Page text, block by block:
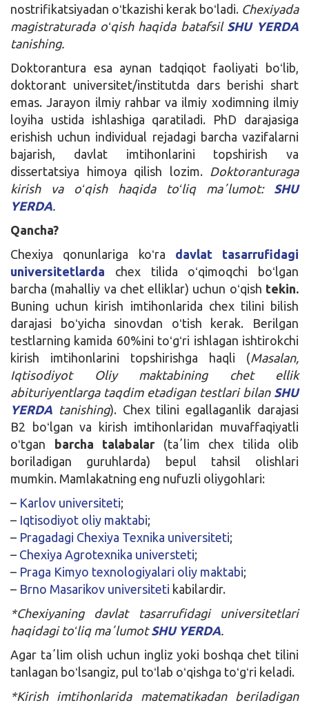
nostrifikatsiyadan oʻtkazishi kerak boʻladi. Chexiyada
magistraturada oʻqish haqida batafsil SHU YERDA
tanishing.
Doktorantura esa aynan tadqiqot faoliyati boʻlib,
doktorant universitet/institutda dars berishi shart
emas. Jarayon ilmiy rahbar va ilmiy xodimning ilmiy
loyiha ustida ishlashiga qaratiladi. PhD darajasiga
erishish uchun individual rejadagi barcha vazifalarni
bajarish, davlat imtihonlarini topshirish va
dissertatsiya himoya qilish lozim. Doktoranturaga
kirish va oʻqish haqida toʻliq maʼlumot: SHU
YERDA
Qancha?
Chexiya qonunlariga koʻra davlat tasarrufidagi
universitetlarda chex tilida oʻqimoqchi boʻlgan
barcha (mahalliy va chet elliklar) uchun oʻqish tekin.
Buning uchun kirish imtihonlarida chex tilini bilish
darajasi boʻyicha sinovdan oʻtish kerak. Berilgan
testlarning kamida 60%ini toʻgʻri ishlagan ishtirokchi
kirish imtihonlarini topshirishga haqli (Masalan,
Iqtisodiyot Oliy maktabining chet ellik
abituriyentlarga taqdim etadigan testlari bilan SHU
YERDA tanishing). Chex tilini egallaganlik darajasi
B2 boʻlgan va kirish imtihonlaridan muvaffaqiyatli
oʻtgan barcha talabalar (taʼlim chex tilida olib
boriladigan guruhlarda) bepul tahsil olishlari
mumkin. Mamlakatning eng nufuzli oliygohlari:
– Karlov universiteti;
– Iqtisodiyot oliy maktabi;
– Pragadagi Chexiya Texnika universiteti;
– Chexiya Agrotexnika universteti;
– Praga Kimyo texnologiyalari oliy maktabi;
– Brno Masarikov universiteti kabilardir.
*Chexiyaning davlat tasarrufidagi universitetlari
haqidagi toʻliq maʼlumotSHU YERDA
Agar taʼlim olish uchun ingliz yoki boshqa chet tilini
tanlagan boʻlsangiz, pul toʻlab oʻqishga toʻgʻri keladi.
*Kirish imtihonlarida matematikadan beriladigan